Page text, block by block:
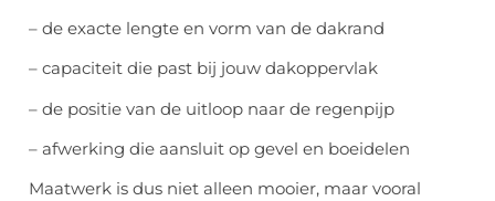
– de exacte lengte en vorm van de dakrand
– capaciteit die past bij jouw dakoppervlak
– de positie van de uitloop naar de regenpijp
– afwerking die aansluit op gevel en boeidelen
Maatwerk is dus niet alleen mooier, maar vooral